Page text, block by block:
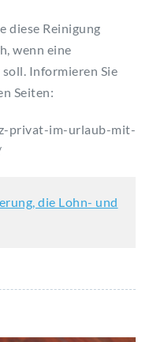
diese Reinigung
wenn eine
Informieren Sie
Seiten:
privat-im-urlaub-mit-
die Lohn- und